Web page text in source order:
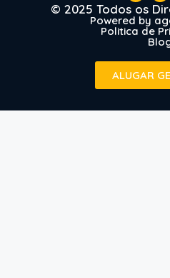
© 2025 Todos os
Powered by
Politica de
ALUGAR